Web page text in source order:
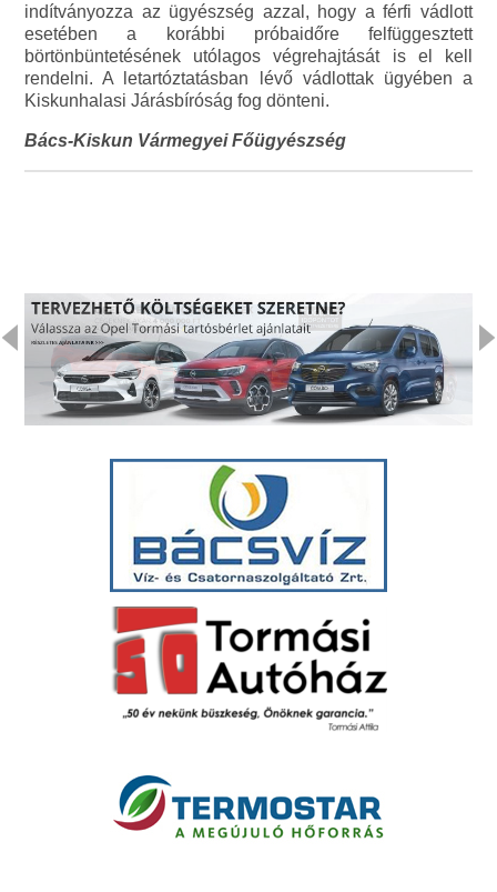
indítványozza az ügyészség azzal, hogy a férfi vádlott
esetében a korábbi próbaidőre felfüggesztett
börtönbüntetésének utólagos végrehajtását is el kell
rendelni. A letartóztatásban lévő vádlottak ügyében a
Kiskunhalasi Járásbíróság fog dönteni.
Bács-Kiskun Vármegyei Főügyészség